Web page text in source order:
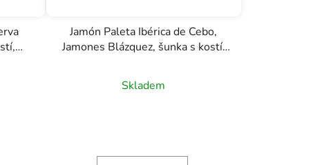
Jamón Paleta Ibérica de Cebo,
Jamones Blázquez, šunka s kostí,
Skladem